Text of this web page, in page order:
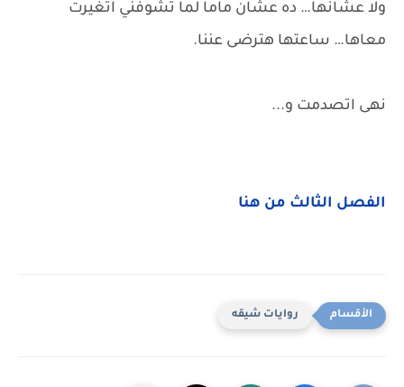
ولا عشانها… ده عشان ماما لما تشوفني اتغيرت
معاها… ساعتها هترضى عننا.
نهى اتصدمت و...
الفصل الثالث من هنا
روايات شيقه